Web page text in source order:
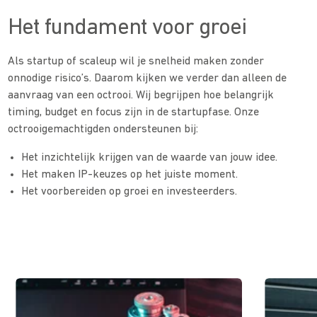
Het fundament voor groei
Als startup of scaleup wil je snelheid maken zonder
onnodige risico’s. Daarom kijken we verder dan alleen de
aanvraag van een octrooi. Wij begrijpen hoe belangrijk
timing, budget en focus zijn in de startupfase.Onze
octrooigemachtigden ondersteunen bij:
Het inzichtelijk krijgen van de waarde van jouw idee.
Het maken IP-keuzes op het juiste moment.
Het voorbereiden op groei en investeerders.